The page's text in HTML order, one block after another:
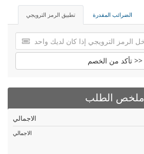
تطبيق الرمز الترويجي الضرائب المقدرة
تأكد من الخصم >>
ملخص الطلب
الاجمالي
الاجمالي